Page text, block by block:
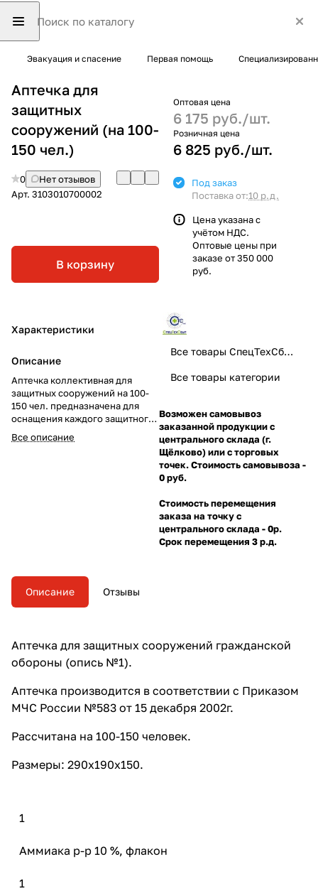
Эвакуация и спасение Первая помощь
Аптечка для
защитных
сооружений (на 100-
150 чел.)
0
Нет отзывов
Арт. 3103010700002
В корзину
Характеристики
Описание
Аптечка коллективная для
защитных сооружений на 100-
150 чел. предназначена для
оснащения каждого защитного
сооружения федеральной,
муниципальной или
Все описание
Оптовая цена
6 175 руб./шт.
Розничная цена
6 825 руб./шт.
Под заказ
Поставка от:10 р.д.
Цена указана с
учётом НДС.
Оптовые цены при
заказе от 350 000
руб.
Все товары СпецТехСбыт
Все товары категории
Возможен самовывоз
заказанной продукции с
центрального склада (г.
Щёлково) или с торговых
точек. Стоимость самовывоза -
0 руб.
Стоимость перемещения
заказа на точку с
центрального склада - 0р.
Срок перемещения 3 р.д.
Описание Отзывы
Аптечка для защитных сооружений гражданской
обороны (опись №1).
Аптечка производится в соответствии с Приказом
МЧС России №583 от 15 декабря 2002г.
Рассчитана на 100-150 человек.
Размеры: 290х190х150.
1
Аммиака р-р 10 %, флакон
1